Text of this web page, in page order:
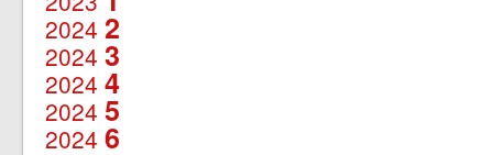
2024 2
2024 3
2024 4
2024 5
2024 6